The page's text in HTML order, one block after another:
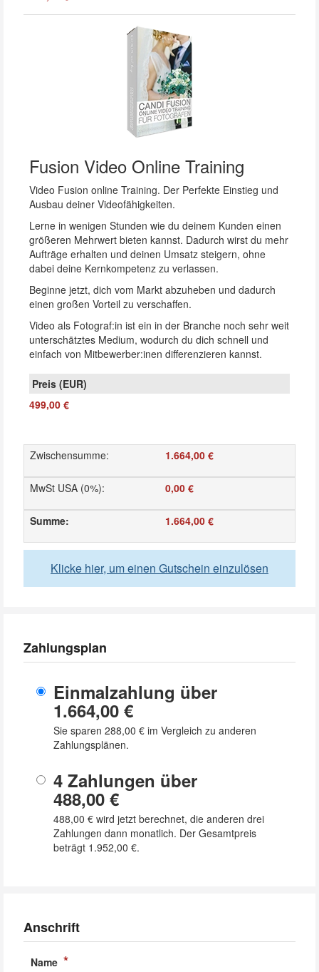
Fusion Video Online Training
Video Fusion online Training. Der Perfekte Einstieg und
Ausbau deiner Videofähigkeiten.
Lerne in wenigen Stunden wie du deinem Kunden einen
größeren Mehrwert bieten kannst. Dadurch wirst du mehr
Aufträge erhalten und deinen Umsatz steigern, ohne
dabei deine Kernkompetenz zu verlassen.
Beginne jetzt, dich vom Markt abzuheben und dadurch
einen großen Vorteil zu verschaffen.
Video als Fotograf:in ist ein in der Branche noch sehr weit
unterschätztes Medium, wodurch du dich schnell und
einfach von Mitbewerber:inen differenzieren kannst.
499,00 €
Zwischensumme: 1.664,00 €
MwSt USA (0%): 0,00 €
Summe: 1.664,00 €
Zahlungsplan
Einmalzahlung über
1.664,00 €
Sie sparen 288,00 € im Vergleich zu anderen
Zahlungsplänen.
4 Zahlungen über
488,00 €
488,00 € wird jetzt berechnet, die anderen drei
Zahlungen dann monatlich. Der Gesamtpreis
beträgt 1.952,00 €.
Anschrift
Name *